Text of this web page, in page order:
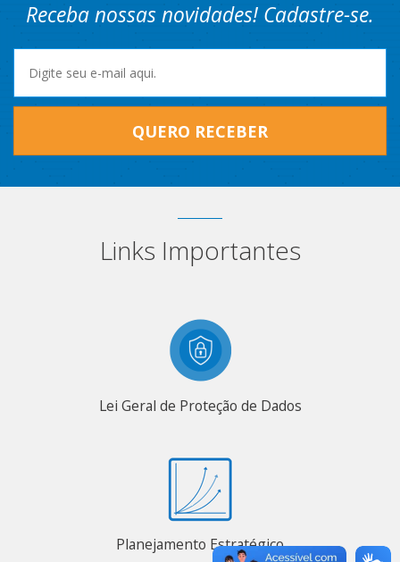
Receba nossas novidades! Cadastre-se.
QUERO RECEBER
Links Importantes
Lei Geral de Proteção de Dados
Planejamento Estratégico